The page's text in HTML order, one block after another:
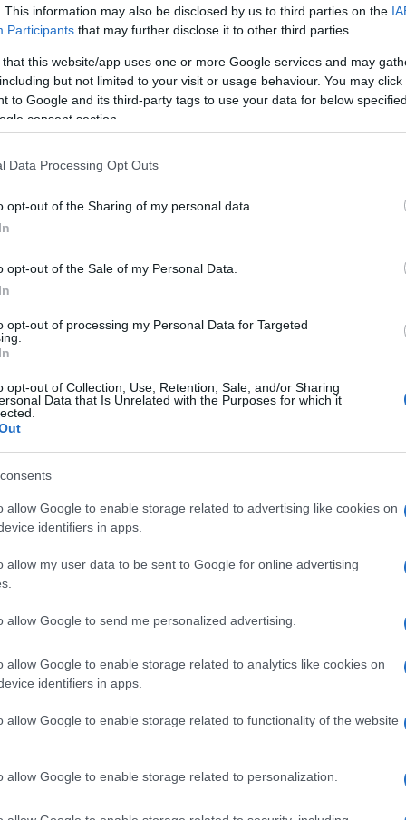
This information may also be disclosed by us to third parties on the
Participants that may further disclose it to other third parties.
that this website/app uses one or more Google services and may
but not limited to your visit or usage behaviour. You may
to Google and its third-party tags to use your data for below
consent section.
Data Processing Opt Outs
opt-out of the Sharing of my personal data.
opt-out of the Sale of my Personal Data.
opt-out of processing my Personal Data for Targeted
opt-out of Collection, Use, Retention, Sale, and/or Sharing
Data that Is Unrelated with the Purposes for which it
allow Google to enable storage related to advertising like cookies on
identifiers in apps.
allow my user data to be sent to Google for online advertising
allow Google to send me personalized advertising.
allow Google to enable storage related to analytics like cookies on
identifiers in apps.
allow Google to enable storage related to functionality of the website
allow Google to enable storage related to personalization.
v organizmu preizkušenega voznika. Vozniku so policisti
nadaljnjo vožnjo in ga pridržali do iztreznitve. Zaradi
predlog na Okrajno sodišče v Slovenj Gradcu
materialno škodo v naselju Slovenj Gradec
, vendar
so udeležencema izdali obvestilo o odstopu od gleda
materialno škodo v naselju Slovenj Gradec
Z zbiranjem obvestil za izsleditev neznanega
njega uvedli prekrškovni postopek.
telesnimi poškodbami na glavni cesti v Mislinjski
pri vključevanju na glavno cesto. Povzročitelju je bil
policijske postaje Slovenj Gradec, obveščeni o
kolesarjema na kolesarski stezi med Mislinjo in
prometne nesreče in zbranih obvestil je bilo ugotovljeno,
po kolesarski stezi obvozil oz. zapeljal
namenjeno nasproti vozečim kolesarjem.
V
kolesar pri čemer je med navedenima prišlo do
je bil zaradi telesnih poškodb odpeljan v
bo izdan plačilni nalog.